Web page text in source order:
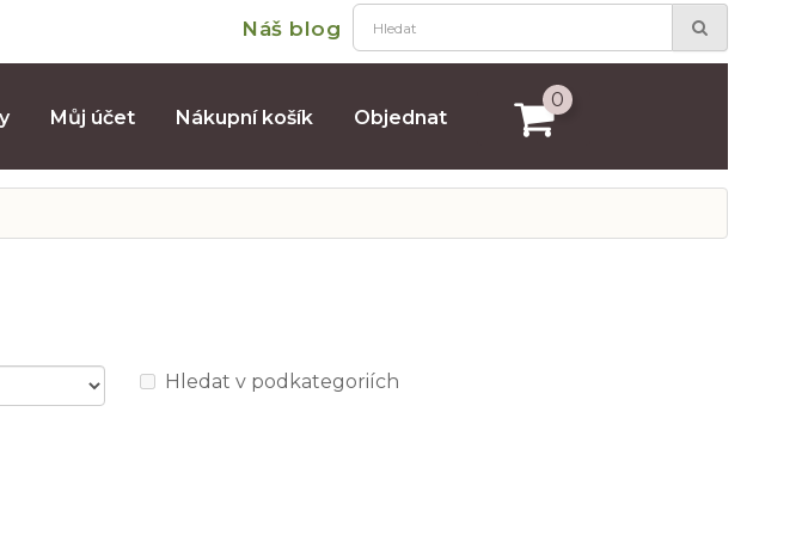
Náš blog
Můj účet Nákupní košík Objednat
0
Hledat v podkategoriích